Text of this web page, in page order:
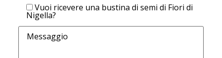
Vuoi ricevere una bustina di semi di Fiori di
Nigella?